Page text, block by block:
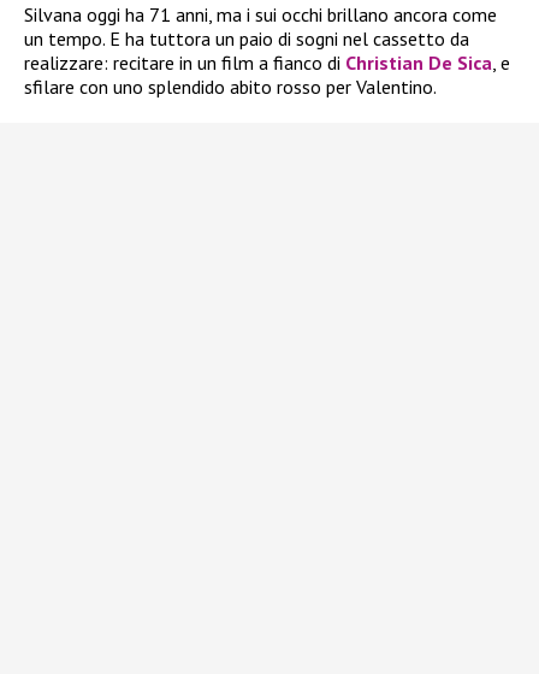
Silvana oggi ha 71 anni, ma i sui occhi brillano ancora come
un tempo. E ha tuttora un paio di sogni nel cassetto da
realizzare: recitare in un film a fianco di Christian De Sica , e
sfilare con uno splendido abito rosso per Valentino.